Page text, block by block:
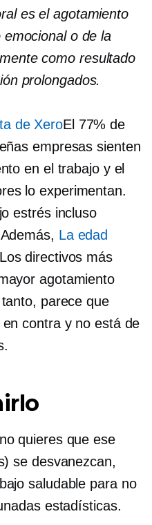
es el agotamiento
o de la
como resultado
prolongados.
de XeroEl 77% de
empresas sienten
en el trabajo y el
lo experimentan.
estrés incluso
La edad
directivos más
agotamiento
parece que
contra y no está de
quieres que ese
se desvanezcan,
saludable para no
estadísticas.